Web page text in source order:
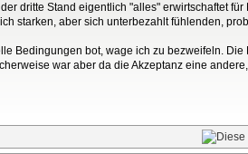
dritte Stand eigentlich "alles" erwirtschaftet für
starken, aber sich unterbezahlt fühlenden,
Bedingungen bot, wage ich zu bezweifeln.
war aber da die Akzeptanz eine